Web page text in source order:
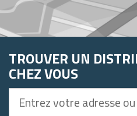
TROUVER UN
CHEZ VOUS
votre